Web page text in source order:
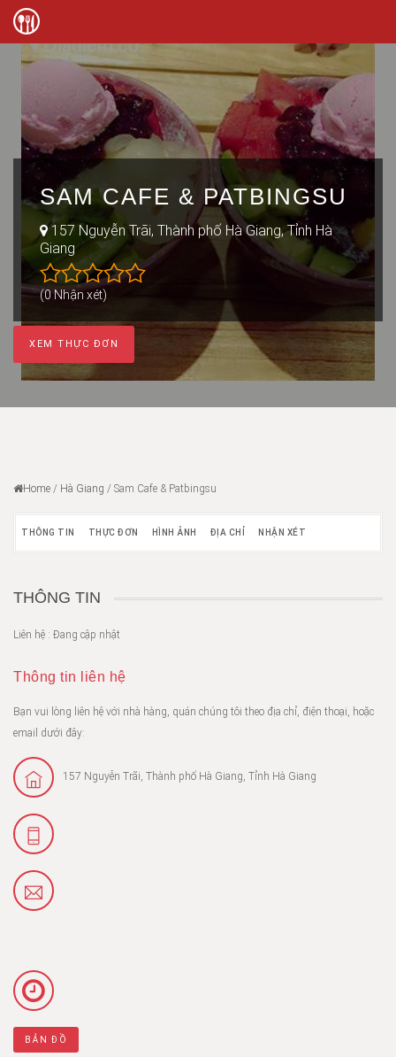
SAM CAFE & PATBINGSU
157 Nguyễn Trãi, Thành phố Hà Giang, Tỉnh Hà
Giang
(0 Nhận xét)
XEM THỰC ĐƠN
Home / Hà Giang / Sam Cafe & Patbingsu
THÔNG TIN THỰC ĐƠN HÌNH ẢNH ĐỊA CHỈ NHẬN XÉT
THÔNG TIN
Liên hệ : Đang cập nhật
Thông tin liên hệ
Bạn vui lòng liên hệ với nhà hàng, quán chúng tôi theo địa chỉ, điện thoại, hoặc
email dưới đây:
157 Nguyễn Trãi, Thành phố Hà Giang, Tỉnh Hà Giang
BẢN ĐỒ